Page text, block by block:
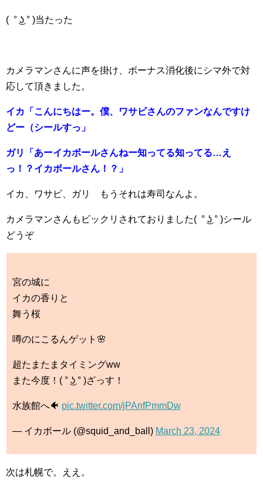
( ° ͜ʖ ° )当たった
カメラマンさんに声を掛け、ボーナス消化後にシマ外で対
応して頂きました。
イカ「こんにちはー。僕、ワサビさんのファンなんですけ
どー（シールすっ」
ガリ「あーイカボールさんねー知ってる知ってる…え
っ！？イカボールさん！？」
イカ、ワサビ、ガリ もうそれは寿司なんよ。
カメラマンさんもビックリされておりました( ° ͜ʖ ° )シール
どうぞ
宮の城に
イカの香りと
舞う桜
噂のにこるんゲット🌸
超たまたまタイミングww
また今度！( ° ͜ʖ ° )ざっす！
水族館へ🐠 pic.twitter.com/jPAnfPmmDw
— イカボール (@squid_and_ball) March 23, 2024
次は札幌で。ええ。